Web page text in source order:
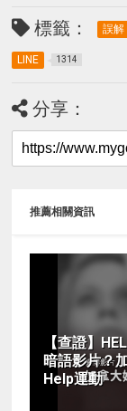
標籤： 誤解
LINE 1314
分享：
推薦相關資訊
【查證】
暗語影片？
Help運動